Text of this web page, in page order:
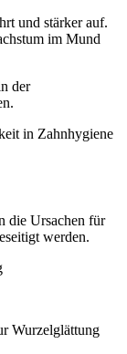
und stärker auf.
im Mund
der
in Zahnhygiene
die Ursachen für
werden.
Wurzelglättung